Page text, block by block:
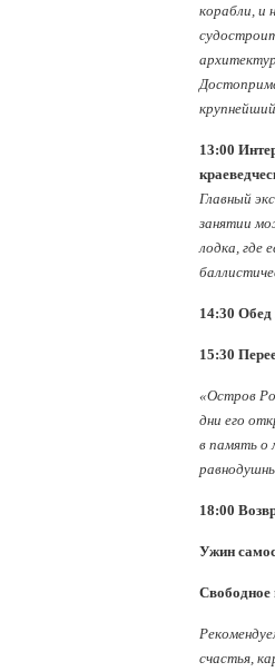
корабли, и
13:00
Главный
занятии
лодка, где
14:30 Обед
15:30
«Остров
дни его
в память о
18:00
Ужин
Свободное
счастья,